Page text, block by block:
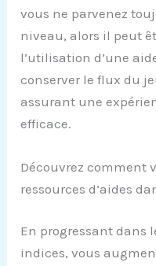
vous ne parvenez
niveau, alors il peut
l’utilisation d’une
conserver le flux du
assurant une
efficace.
Découvrez comment
ressources d’aides
En progressant dans
indices, vous